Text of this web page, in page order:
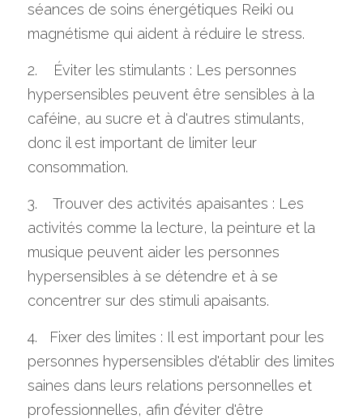
séances de soins énergétiques Reiki ou
magnétisme qui aident à réduire le stress.
2.    Éviter les stimulants : Les personnes
hypersensibles peuvent être sensibles à la
caféine, au sucre et à d'autres stimulants,
donc il est important de limiter leur
consommation.
3.    Trouver des activités apaisantes : Les
activités comme la lecture, la peinture et la
musique peuvent aider les personnes
hypersensibles à se détendre et à se
concentrer sur des stimuli apaisants.
4.   Fixer des limites : Il est important pour les
personnes hypersensibles d'établir des limites
saines dans leurs relations personnelles et
professionnelles, afin d’éviter d'être